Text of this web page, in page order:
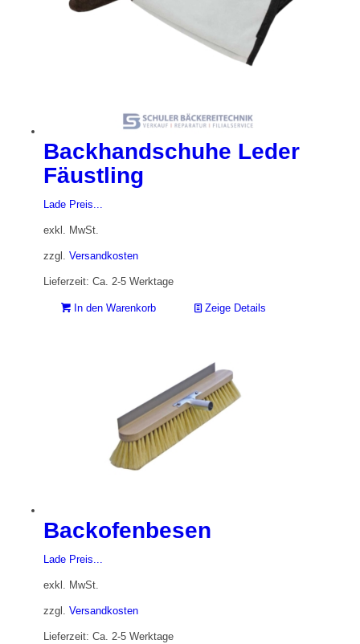
Backhandschuhe Leder
Fäustling
Lade Preis...
exkl. MwSt.
zzgl. Versandkosten
Lieferzeit: Ca. 2-5 Werktage
In den Warenkorb Zeige Details
Backofenbesen
Lade Preis...
exkl. MwSt.
zzgl. Versandkosten
Lieferzeit: Ca. 2-5 Werktage